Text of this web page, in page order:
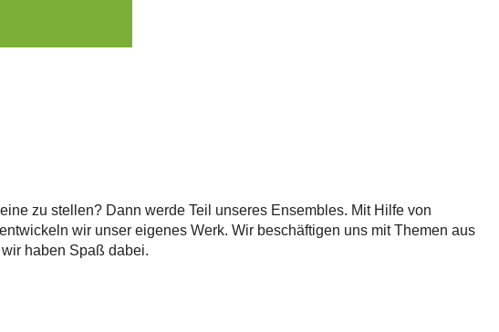
zu stellen? Dann werde Teil unseres Ensembles. Mit Hilfe von
wir unser eigenes Werk. Wir beschäftigen uns mit Themen aus
haben Spaß dabei.